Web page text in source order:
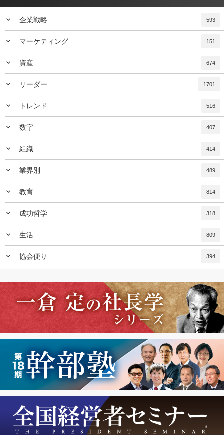
keyboard_arrow_down 企業戦略 593
keyboard_arrow_down マーケティング 151
keyboard_arrow_down 資産 674
keyboard_arrow_down リーダー 1701
keyboard_arrow_down トレンド 516
keyboard_arrow_down 数字 407
keyboard_arrow_down 組織 414
keyboard_arrow_down 業界別 489
keyboard_arrow_down 教育 814
keyboard_arrow_down 成功哲学 318
keyboard_arrow_down 生活 809
keyboard_arrow_down 協会便り 394